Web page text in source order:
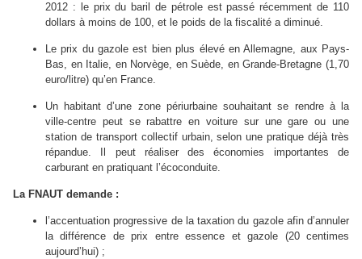
2012 : le prix du baril de pétrole est passé récemment de 110
dollars à moins de 100, et le poids de la fiscalité a diminué.
Le prix du gazole est bien plus élevé en Allemagne, aux Pays-
Bas, en Italie, en Norvège, en Suède, en Grande-Bretagne (1,70
euro/litre) qu’en France.
Un habitant d’une zone périurbaine souhaitant se rendre à la
ville-centre peut se rabattre en voiture sur une gare ou une
station de transport collectif urbain, selon une pratique déjà très
répandue. Il peut réaliser des économies importantes de
carburant en pratiquant l’écoconduite.
La FNAUT demande :
l’accentuation progressive de la taxation du gazole afin d’annuler
la différence de prix entre essence et gazole (20 centimes
aujourd’hui) ;